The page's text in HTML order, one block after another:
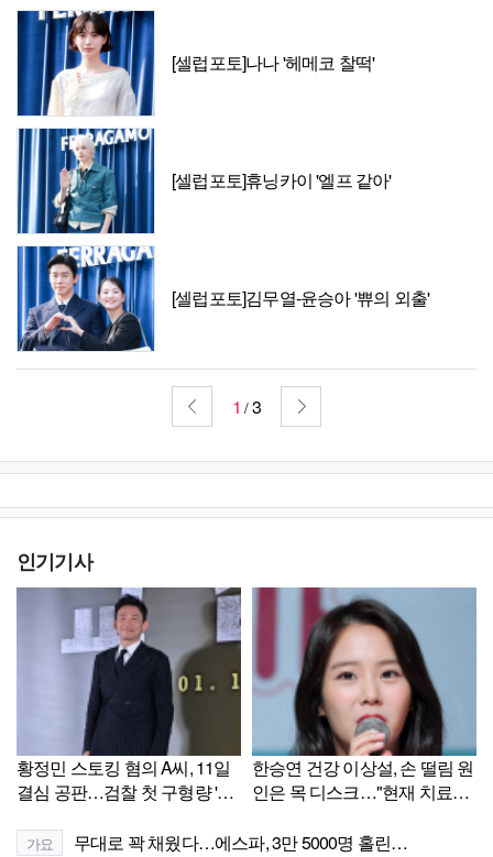
[셀럽포토]나나 '헤메코 찰떡'
[셀럽포토]휴닝카이 '엘프 같아'
[셀럽포토]김무열-윤승아 '쀼의 외출'
1 /3
인기기사
황정민 스토킹 혐의 A씨, 11일
결심 공판…검찰 첫 구형량 '주
한승연 건강 이상설, 손 떨림 원
인은 목 디스크…"현재 치료
가요 무대로 꽉 채웠다…에스파, 3만 5000명 홀린…